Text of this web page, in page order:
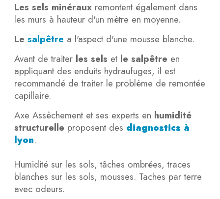
Les sels minéraux remontent également dans
les murs à hauteur d'un mètre en moyenne.
Lesalpêtre a l'aspect d'une mousse blanche.
Avant de traiter les sels et le salpêtre en
appliquant des enduits hydraufuges, il est
recommandé de traiter le problème de remontée
capillaire.
Axe Assèchement et ses experts en humidité
structurelle proposent des diagnostics à
lyon.
Humidité sur les sols, tâches ombrées, traces
blanches sur les sols, mousses. Taches par terre
avec odeurs.